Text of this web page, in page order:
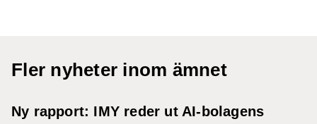
Fler nyheter inom ämnet
Ny rapport: IMY reder ut AI-bolagens